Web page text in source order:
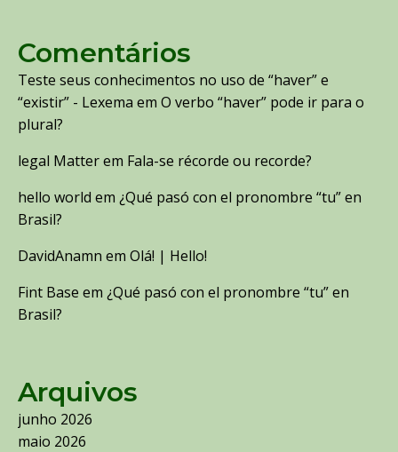
Comentários
Teste seus conhecimentos no uso de “haver” e
“existir” - Lexema em O verbo “haver” pode ir para o
plural?
legal Matterem Fala-se récorde ou recorde?
hello world em ¿Qué pasó con el pronombre “tu” en
Brasil?
DavidAnamn em Olá! | Hello!
Fint Base em ¿Qué pasó con el pronombre “tu” en
Brasil?
Arquivos
junho 2026
maio 2026